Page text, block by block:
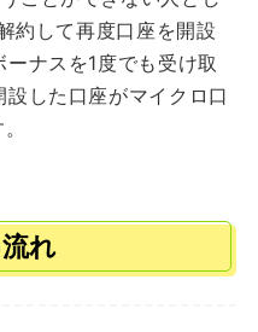
約して再度口座を開設
ナスを1度でも受け取
した口座がマイクロ口
れ